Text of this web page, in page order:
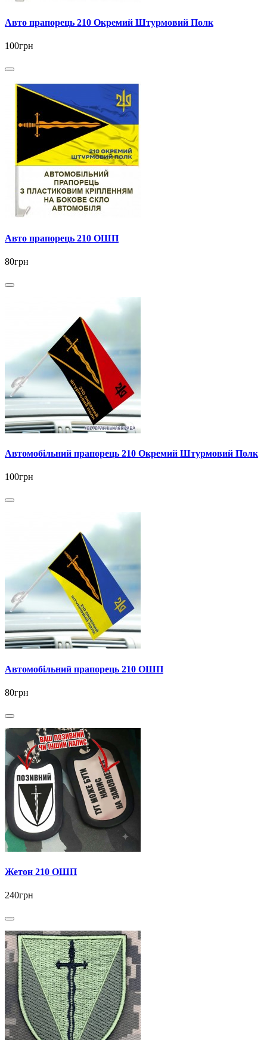
Авто прапорець 210 Окремий Штурмовий Полк
100грн
Авто прапорець 210 ОШП
80грн
Автомобільний прапорець 210 Окремий Штурмовий Полк
100грн
Автомобільний прапорець 210 ОШП
80грн
Жетон 210 ОШП
240грн